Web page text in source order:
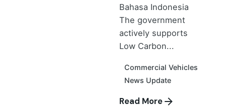
Bahasa Indonesia
The government
actively supports
Low Carbon...
Commercial Vehicles
News Update
Read More